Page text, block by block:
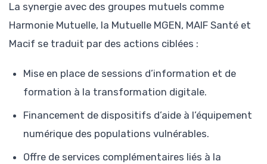
La synergie avec des groupes mutuels comme
Harmonie Mutuelle, la Mutuelle MGEN, MAIF Santé et
Macif se traduit par des actions ciblées :
Mise en place de sessions d’information et de
formation à la transformation digitale.
Financement de dispositifs d’aide à l’équipement
numérique des populations vulnérables.
Offre de services complémentaires liés à la